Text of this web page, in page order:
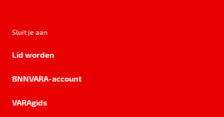
Sluit je aan
Lid worden
BNNVARA-account
VARAgids